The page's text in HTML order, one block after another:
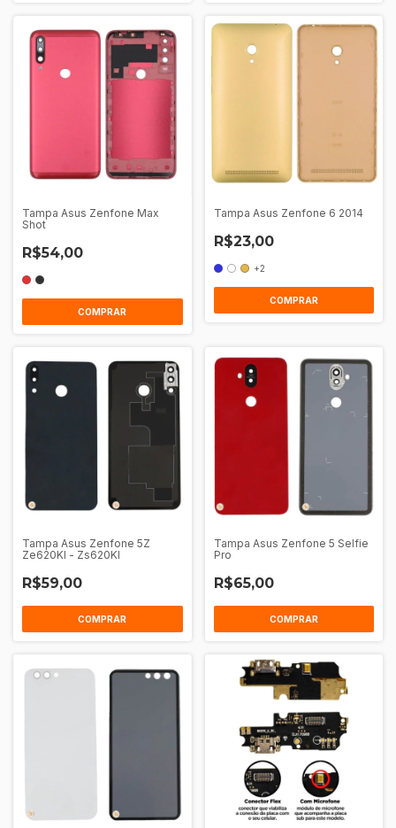
Tampa Asus Zenfone Max
Shot
R$54,00
COMPRAR
Tampa Asus Zenfone 6 2014
R$23,00
+2
COMPRAR
Tampa Asus Zenfone 5Z
Ze620Kl - Zs620Kl
R$59,00
COMPRAR
Tampa Asus Zenfone 5 Selfie
Pro
R$65,00
COMPRAR